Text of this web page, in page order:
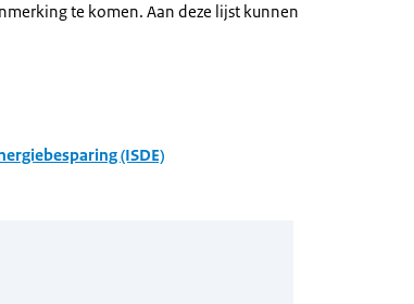
te komen. Aan deze lijst kunnen
(ISDE)